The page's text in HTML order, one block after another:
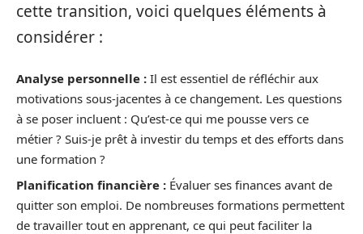
cette transition, voici quelques éléments à
considérer :
Analyse personnelle : Il est essentiel de réfléchir aux
motivations sous-jacentes à ce changement. Les questions
à se poser incluent : Qu’est-ce qui me pousse vers ce
métier ? Suis-je prêt à investir du temps et des efforts dans
une formation ?
Planification financière : Évaluer ses finances avant de
quitter son emploi. De nombreuses formations permettent
de travailler tout en apprenant, ce qui peut faciliter la